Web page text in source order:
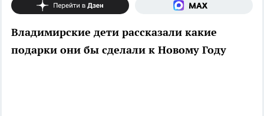
Владимирские дети рассказали какие
подарки они бы сделали к Новому Году